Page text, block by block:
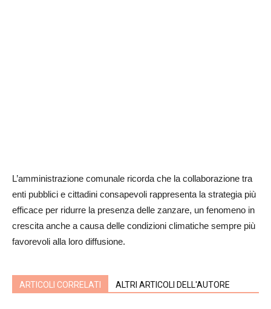
L’amministrazione comunale ricorda che la collaborazione tra
enti pubblici e cittadini consapevoli rappresenta la strategia più
efficace per ridurre la presenza delle zanzare, un fenomeno in
crescita anche a causa delle condizioni climatiche sempre più
favorevoli alla loro diffusione.
ARTICOLI CORRELATI ALTRI ARTICOLI DELL'AUTORE